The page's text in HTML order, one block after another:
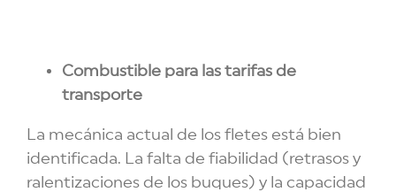
Combustible para las tarifas de
transporte
La mecánica actual de los fletes está bien
identificada. La falta de fiabilidad (retrasos y
ralentizaciones de los buques) y la capacidad